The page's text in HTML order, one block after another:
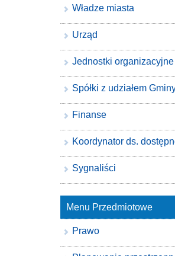
Władze miasta
Urząd
Jednostki organizacyjne
Spółki z udziałem
Finanse
Koordynator ds.
Sygnaliści
Menu Przedmiotowe
Prawo